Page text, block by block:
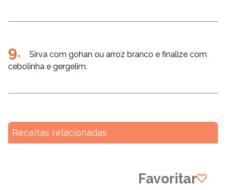
Sirva com gohan ou arroz branco e finalize com
cebolinha e gergelim.
Receitas relacionadas
Favoritar